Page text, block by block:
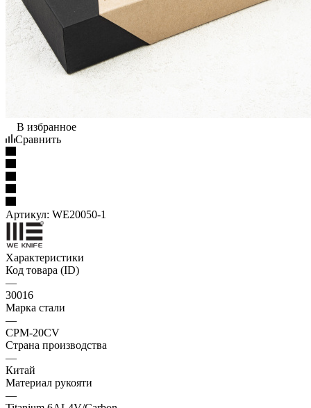
В избранное
Сравнить
Артикул: WE20050-1
Характеристики
Код товара (ID)
—
30016
Марка стали
—
CPM-20CV
Страна производства
—
Китай
Материал рукояти
—